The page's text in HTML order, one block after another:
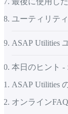
ユーティリテ
ASAP Utilities
本日のヒント -
ASAP Utilities
オンライン